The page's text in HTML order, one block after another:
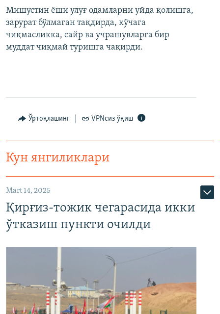
Мишустин ёши улуғ одамларни уйда қолишга,
зарурат бўлмаган тақдирда, кўчага
чиқмасликка, сайр ва учрашувларга бир
муддат чиқмай туришга чақирди.
Ўртоқлашинг VPNсиз ўқиш
Кун янгиликлари
Mart 14, 2025
Қирғиз-тожик чегарасида икки
ўтказиш пункти очилди